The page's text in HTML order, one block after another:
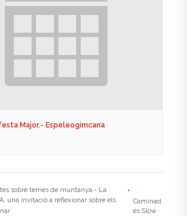
Major.- Espeleogimcana
sobre temes de muntanya.- La
una invitació a reflexionar sobre els
Caminad
es Slow